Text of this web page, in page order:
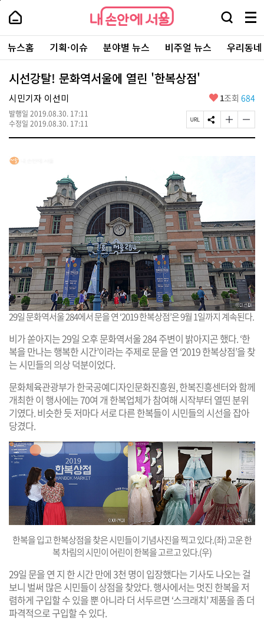
본
로
가
내
손
안
에
서
울
-
서
울
시
대
표
소
포
털
내
손
에
울
검
창
열
기
메
뉴
전
체
보
주
요
서
뉴스홈 기획·이슈 분야별 뉴스 비주얼 뉴스 우리동
시선강탈! 문화역서울에 열린 '한복상점'
시민기자 이선미
발행일 2019.08.30. 17:11
수정일 2019.08.30. 17:11
좋
요
1조회 684
페
이
사
S
N
글
자
글
자
기
29일 문화역서울 284에서 문을 연 ‘2019 한복상점’은 9월 1일까지 계속된다.
비가 쏟아지는 29일 오후 문화역서울 284 주변이 밝아지곤 했다. ‘한
복을 만나는 행복한 시간’이라는 주제로 문을 연 ‘2019 한복상점’을 찾
는 시민들의 의상 덕분이었다.
문화체육관광부가 한국공예디자인문화진흥원, 한복진흥센터와 함께
개최한 이 행사에는 70여 개 한복업체가 참여해 시작부터 열띤 분위
기였다. 비슷한 듯 저마다 서로 다른 한복들이 시민들의 시선을 잡아
당겼다.
한복을 입고 한복상점을 찾은 시민들이 기념사진을 찍고 있다.(좌) 고운 한
복 차림의 시민이 어린이 한복을 고르고 있다.(우)
29일 문을 연 지 한 시간 만에 3천 명이 입장했다는 기사도 나오는 걸
보니 벌써 많은 시민들이 상점을 찾았다. 행사에서는 멋진 한복을 저
렴하게 구입할 수 있을 뿐 아니라 더 서두르면 ‘스크래치’ 제품을 좀 더
파격적으로 구입할 수 있다.
페
상
단
로